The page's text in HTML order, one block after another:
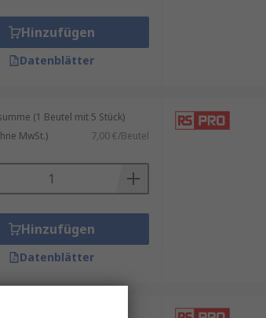
Hinzufügen
Datenblätter
(1 Beutel mit 5 Stück)
MwSt.) 7,00 €/Beutel
Hinzufügen
Datenblätter